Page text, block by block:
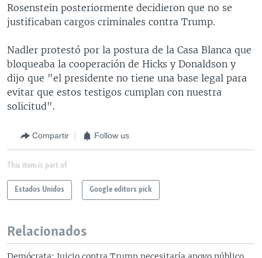
Rosenstein posteriormente decidieron que no se
justificaban cargos criminales contra Trump.
Nadler protestó por la postura de la Casa Blanca que
bloqueaba la cooperación de Hicks y Donaldson y
dijo que "el presidente no tiene una base legal para
evitar que estos testigos cumplan con nuestra
solicitud".
Compartir Follow us
This item is part of
Estados Unidos Google editors pick
Relacionados